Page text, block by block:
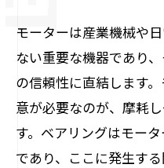
モーターは産業機械や
ない重要な機器であり
の信頼性に直結します
意が必要なのが、摩耗
す。ベアリングはモー
であり、ここに発生す